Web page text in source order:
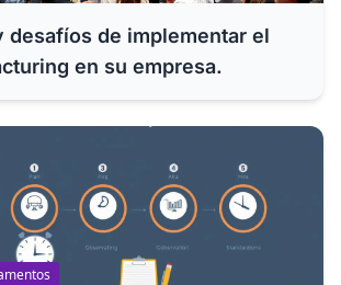
desafíos de implementar el
en su empresa.